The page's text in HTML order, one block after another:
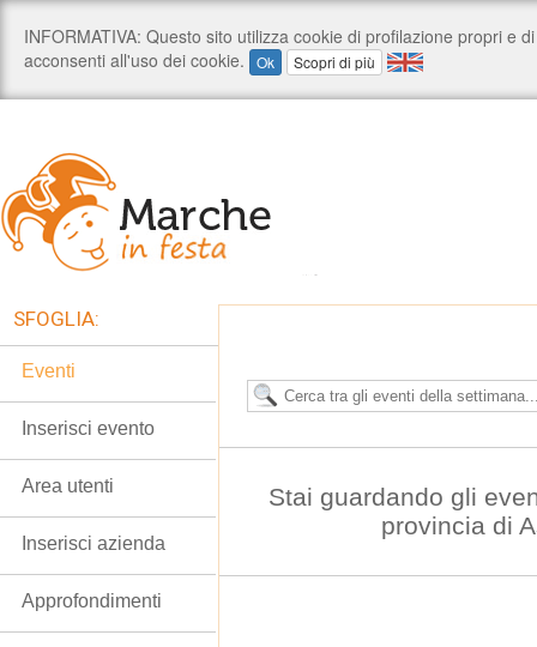
Stai guardando gli
provincia di
SFOGLIA:
Eventi
Inserisci evento
Area utenti
Inserisci azienda
Approfondimenti